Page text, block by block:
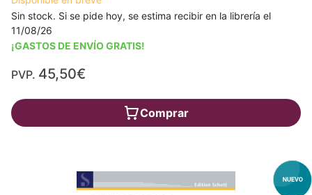
Sin stock. Si se pide hoy, se estima recibir en la librería el
11/08/26
¡GASTOS DE ENVÍO GRATIS!
PVP. 45,50€
Comprar